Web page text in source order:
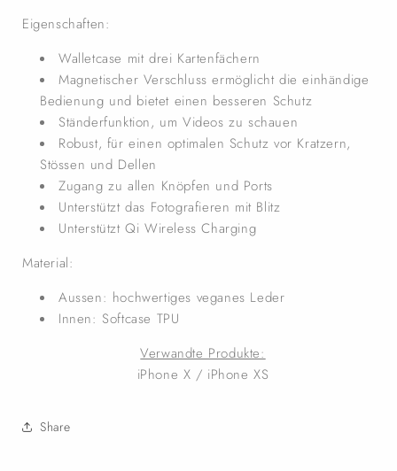
Eigenschaften:
Walletcase mit drei Kartenfächern
Magnetischer Verschluss ermöglicht die einhändige
Bedienung und bietet einen besseren Schutz
Ständerfunktion, um Videos zu schauen
Robust, für einen optimalen Schutz vor Kratzern,
Stössen und Dellen
Zugang zu allen Knöpfen und Ports
Unterstützt das Fotografieren mit Blitz
Unterstützt Qi Wireless Charging
Material:
Aussen: hochwertiges veganes Leder
Innen: Softcase TPU
Verwandte Produkte:
iPhone X / iPhone XS
Share